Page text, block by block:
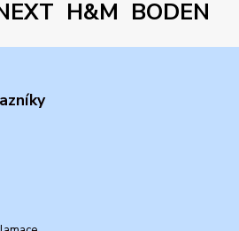
H&M BODEN